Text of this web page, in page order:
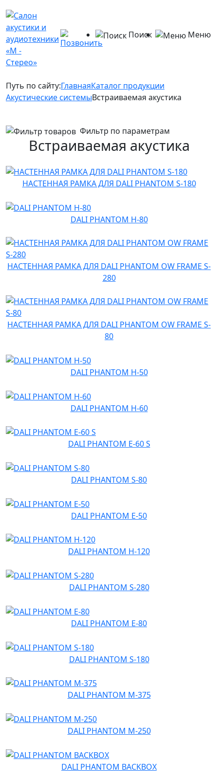
Меню
Поиск
Путь по сайту:ГлавнаяКаталог продукции
Акустические системыВстраиваемая акустика
Встраиваемая акустика
НАСТЕННАЯ РАМКА ДЛЯ DALI PHANTOM S-180
DALI PHANTOM H-80
НАСТЕННАЯ РАМКА ДЛЯ DALI PHANTOM OW FRAME S-
280
НАСТЕННАЯ РАМКА ДЛЯ DALI PHANTOM OW FRAME S-
80
DALI PHANTOM H-50
DALI PHANTOM H-60
DALI PHANTOM E-60 S
DALI PHANTOM S-80
DALI PHANTOM E-50
DALI PHANTOM H-120
DALI PHANTOM S-280
DALI PHANTOM E-80
DALI PHANTOM S-180
DALI PHANTOM M-375
DALI PHANTOM M-250
DALI PHANTOM BACKBOX
Фильтр по параметрам